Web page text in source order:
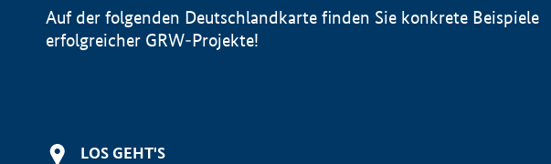
Auf der folgenden Deutschlandkarte finden Sie konkrete Beispiele
erfolgreicher GRW-Projekte!
LOS GEHT'S